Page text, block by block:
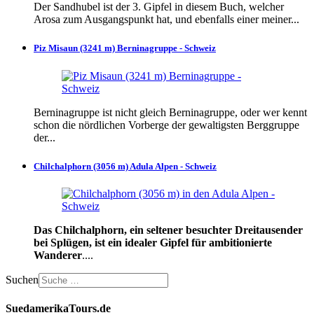
Der Sandhubel ist der 3. Gipfel in diesem Buch, welcher
Arosa zum Ausgangspunkt hat, und ebenfalls einer meiner...
Piz Misaun (3241 m) Berninagruppe - Schweiz
Berninagruppe ist nicht gleich Berninagruppe, oder wer kennt
schon die nördlichen Vorberge der gewaltigsten Berggruppe
der...
Chilchalphorn (3056 m) Adula Alpen - Schweiz
Das Chilchalphorn, ein seltener besuchter Dreitausender
bei Splügen, ist ein idealer Gipfel für ambitionierte
Wanderer....
Suchen
SuedamerikaTours.de